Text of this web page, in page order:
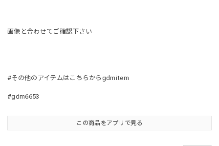
画像と合わせてご確認下さい
#その他のアイテムはこちらからgdmitem
#gdm6653
この商品をアプリで見る